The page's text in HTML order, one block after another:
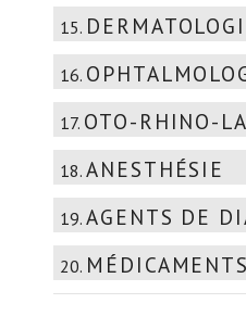
15.
16.
17. OTO-RHINO-
18. ANESTHÉSIE
19. AGENTS DE
20.